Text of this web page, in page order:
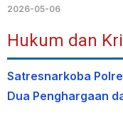
2026-05-06
Hukum dan
Satresnarkoba
Dua Penghargaan